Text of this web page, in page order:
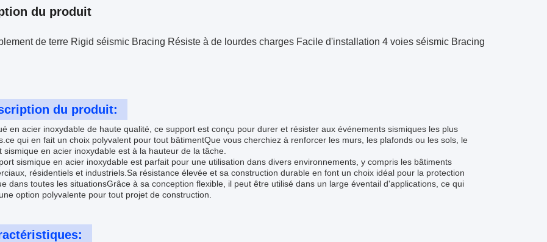
du produit
de terre Rigid séismic Bracing Résiste à de lourdes charges Facile d'installation 4 voies séismic Bracing
du produit:
en acier inoxydable de haute qualité, ce support est conçu pour durer et résister aux événements sismiques les plus
qui en fait un choix polyvalent pour tout bâtimentQue vous cherchiez à renforcer les murs, les plafonds ou les sols, le
sismique en acier inoxydable est à la hauteur de la tâche.
sismique en acier inoxydable est parfait pour une utilisation dans divers environnements, y compris les bâtiments
résidentiels et industriels.Sa résistance élevée et sa construction durable en font un choix idéal pour la protection
dans toutes les situationsGrâce à sa conception flexible, il peut être utilisé dans un large éventail d'applications, ce qui
option polyvalente pour tout projet de construction.